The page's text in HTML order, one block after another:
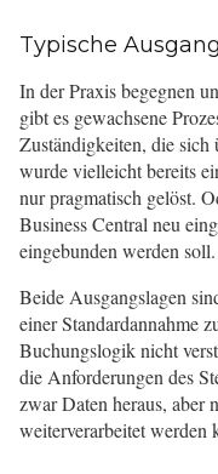
Typische
In der Praxis begegnen
gibt es gewachsene
Zuständigkeiten, die sich
wurde vielleicht bereits
nur pragmatisch gelöst.
Business Central neu
eingebunden werden soll.
Beide Ausgangslagen
einer Standardannahme
Buchungslogik nicht
die Anforderungen des
zwar Daten heraus, aber
weiterverarbeitet werden